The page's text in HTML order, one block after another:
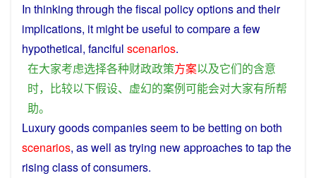
In thinking through thefiscal policyoptionsand their
implications, it mightbe useful tocomparea few
hypothetical, fanciful scenarios.
在大家考虑选择各种财政政策方案以及它们的含意
时， 比较以下假设、 虚幻的案例可能会对大家有所帮
助。
Luxury goodscompaniesseemtobebetting on both
scenarios, as well as trying newapproachesto tap the
rising classofconsumers.